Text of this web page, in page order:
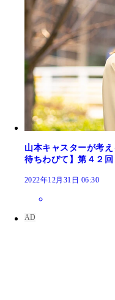
山本キャスターが考
待ちわびて】第４２回
2022年12月31日 06:30